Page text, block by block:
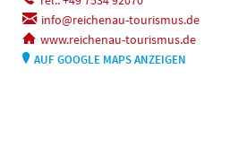
info@reichenau-tourismus.de
www.reichenau-tourismus.de
AUF GOOGLE MAPS ANZEIGEN